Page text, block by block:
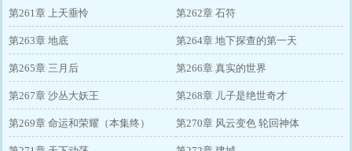
第261章 上天垂怜 第262章 石符
第263章 地底 第264章 地下探查的第一天
第265章 三月后 第266章 真实的世界
第267章 沙丛大妖王 第268章 儿子是绝世奇才
第269章 命运和荣耀（本集终） 第270章 风云变色 轮回神体